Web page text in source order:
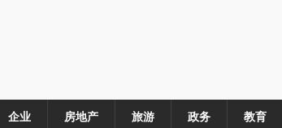
企业 房地产 旅游 政务 教育